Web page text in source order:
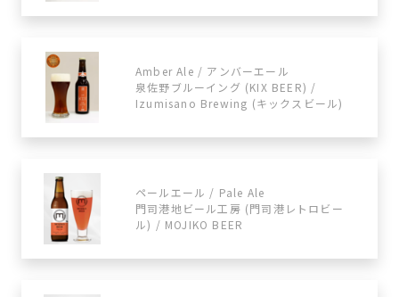
Amber Ale / アンバーエール
泉佐野ブルーイング (KIX BEER) /
Izumisano Brewing (キックスビール)
ペールエール / Pale Ale
門司港地ビール工房 (門司港レトロビー
ル) / MOJIKO BEER